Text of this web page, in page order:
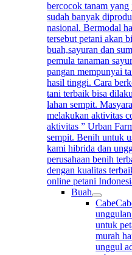
bercocok tanam yang
sudah banyak
nasional. Bermodal
tersebut petani akan
buah,sayuran dan
pemula tanaman
pangan mempunyai
hasil tinggi. Cara
tani terbaik bisa
lahan sempit.
melakukan aktivitas
aktivitas ” Urban
sempit. Benih untuk
kami hibrida dan
perusahaan benih
dengan kualitas
online petani
Buah
Cabe
untuk
murah
unggul